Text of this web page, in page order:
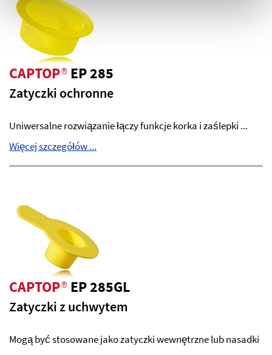
CAPTOP®EP 285
Zatyczki ochronne
Uniwersalne rozwiązanie łączy funkcje korka i zaślepki ...
Więcej szczegółów ...
CAPTOP®EP 285GL
Zatyczki z uchwytem
Mogą być stosowane jako zatyczki wewnętrzne lub nasadki